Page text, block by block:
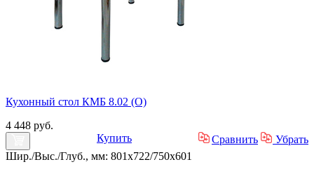
Кухонный стол КМБ 8.02 (О)
4 448 руб.
Купить
Сравнить
Убрать
Шир./Выс./Глуб., мм: 801x722/750x601